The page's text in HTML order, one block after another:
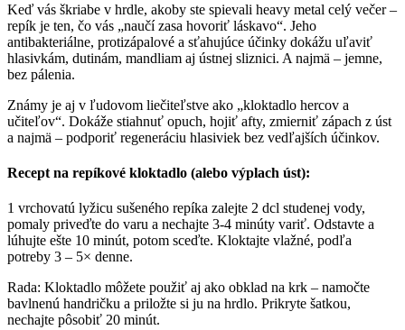
Keď vás škriabe v hrdle, akoby ste spievali heavy metal celý večer –
repík je ten, čo vás „naučí zasa hovoriť láskavo“. Jeho
antibakteriálne, protizápalové a sťahujúce účinky dokážu uľaviť
hlasivkám, dutinám, mandliam aj ústnej sliznici. A najmä – jemne,
bez pálenia.
Známy je aj v ľudovom liečiteľstve ako „kloktadlo hercov a
učiteľov“. Dokáže stiahnuť opuch, hojiť afty, zmierniť zápach z úst
a najmä – podporiť regeneráciu hlasiviek bez vedľajších účinkov.
Recept na repíkové kloktadlo (alebo výplach úst):
1 vrchovatú lyžicu sušeného repíka zalejte 2 dcl studenej vody,
pomaly priveďte do varu a nechajte 3-4 minúty variť. Odstavte a
lúhujte ešte 10 minút, potom sceďte. Kloktajte vlažné, podľa
potreby 3 – 5× denne.
Rada: Kloktadlo môžete použiť aj ako obklad na krk – namočte
bavlnenú handričku a priložte si ju na hrdlo. Prikryte šatkou,
nechajte pôsobiť 20 minút.